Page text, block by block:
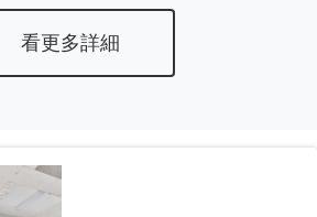
看更多詳細